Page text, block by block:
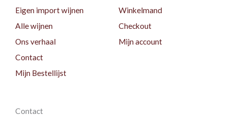
Eigen import wijnen
Alle wijnen
Ons verhaal
Contact
Mijn Bestellijst
Winkelmand
Checkout
Mijn account
Contact